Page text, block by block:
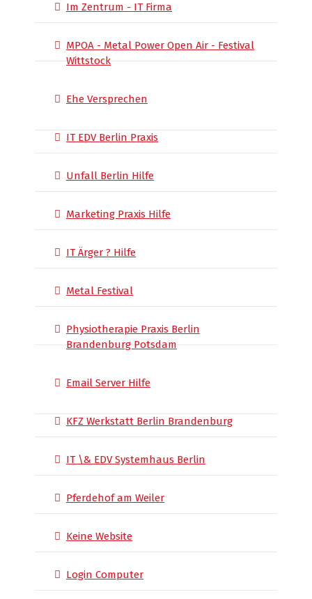
Im Zentrum - IT Firma
MPOA - Metal Power Open Air - Festival
Wittstock
Ehe Versprechen
IT EDV Berlin Praxis
Unfall Berlin Hilfe
Marketing Praxis Hilfe
IT Ärger ? Hilfe
Metal Festival
Physiotherapie Praxis Berlin
Brandenburg Potsdam
Email Server Hilfe
KFZ Werkstatt Berlin Brandenburg
IT \& EDV Systemhaus Berlin
Pferdehof am Weiler
Keine Website
Login Computer